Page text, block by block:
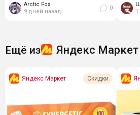
Arctic Fox
9 дней назад
0
Ещё из Яндекс Маркет
Яндекс Маркет Скидки